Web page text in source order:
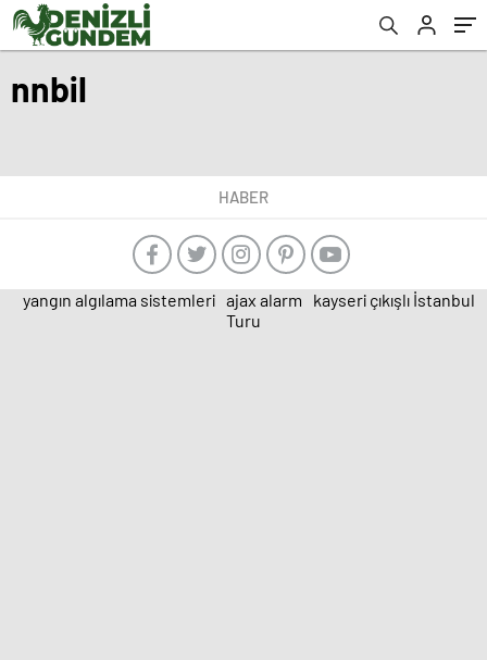
nnbil
HABER
yangın algılama sistemleri ajax alarm
kayseri çıkışlı İstanbul
Turu